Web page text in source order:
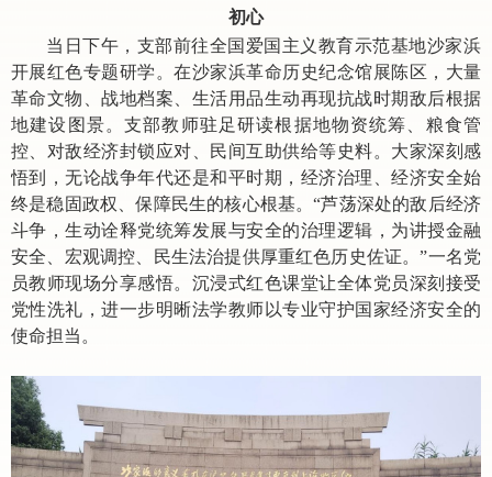
初心
当日下午，支部前往全国爱国主义教育示范基地沙家浜
开展红色专题研学。在沙家浜革命历史纪念馆展陈区，大量
革命文物、战地档案、生活用品生动再现抗战时期敌后根据
地建设图景。支部教师驻足研读根据地物资统筹、粮食管
控、对敌经济封锁应对、民间互助供给等史料。大家深刻感
悟到，无论战争年代还是和平时期，经济治理、经济安全始
终是稳固政权、保障民生的核心根基。“芦荡深处的敌后经济
斗争，生动诠释党统筹发展与安全的治理逻辑，为讲授金融
安全、宏观调控、民生法治提供厚重红色历史佐证。”一名党
员教师现场分享感悟。沉浸式红色课堂让全体党员深刻接受
党性洗礼，进一步明晰法学教师以专业守护国家经济安全的
使命担当。